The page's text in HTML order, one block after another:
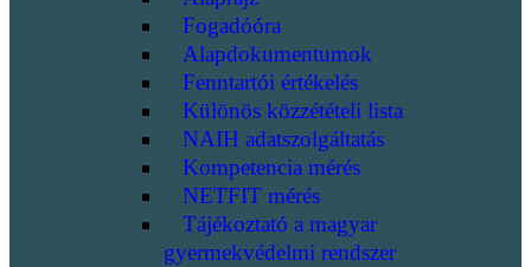
Fogadóóra
Alapdokumentumok
Fenntartói értékelés
Különös közzétételi lista
NAIH adatszolgáltatás
Kompetencia mérés
NETFIT mérés
Tájékoztató a magyar
gyermekvédelmi rendszer